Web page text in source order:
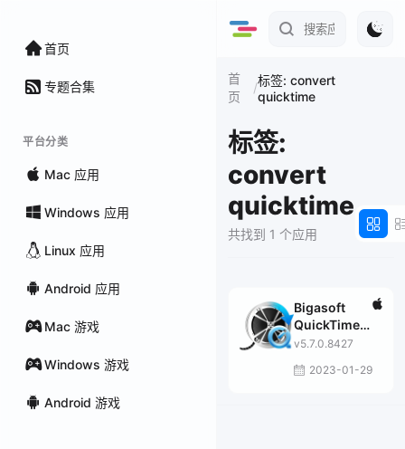
首页
专题合集
平台分类
Mac 应用
Windows 应用
Linux 应用
Android 应用
Mac 游戏
Windows 游戏
Android 游戏
首
页
/标签: convert
quicktime
标签:
convert
quicktime
共找到 1 个应用
Bigasoft
QuickTime
Converter
v5.7.0.8427
2023-01-29